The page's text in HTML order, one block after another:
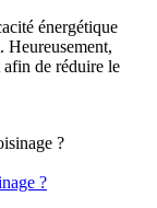
énergétique
Heureusement,
afin de réduire le
?